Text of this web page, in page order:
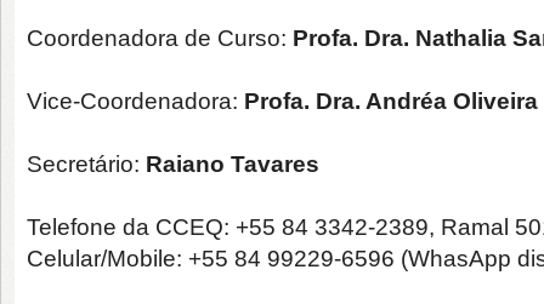
Coordenadora de Curso: Profa. Dra. Nathalia
Vice-Coordenadora: Profa. Dra. Andréa
Secretário: Raiano Tavares
Telefone da CCEQ: +55 84 3342-2389, Ramal
Celular/Mobile: +55 84 99229-6596 (WhasApp